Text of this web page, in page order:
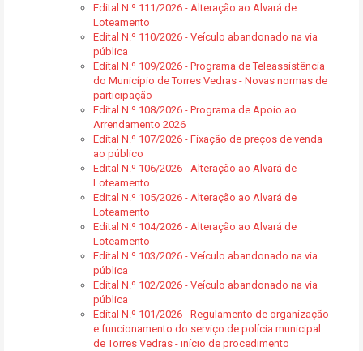
Edital N.º 111/2026 - Alteração ao Alvará de
Loteamento
Edital N.º 110/2026 - Veículo abandonado na via
pública
Edital N.º 109/2026 - Programa de Teleassistência
do Município de Torres Vedras - Novas normas de
participação
Edital N.º 108/2026 - Programa de Apoio ao
Arrendamento 2026
Edital N.º 107/2026 - Fixação de preços de venda
ao público
Edital N.º 106/2026 - Alteração ao Alvará de
Loteamento
Edital N.º 105/2026 - Alteração ao Alvará de
Loteamento
Edital N.º 104/2026 - Alteração ao Alvará de
Loteamento
Edital N.º 103/2026 - Veículo abandonado na via
pública
Edital N.º 102/2026 - Veículo abandonado na via
pública
Edital N.º 101/2026 - Regulamento de organização
e funcionamento do serviço de polícia municipal
de Torres Vedras - início de procedimento